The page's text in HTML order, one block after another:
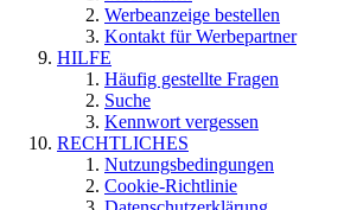
Werbeanzeige bestellen
Kontakt für Werbepartner
HILFE
Häufig gestellte Fragen
Suche
Kennwort vergessen
RECHTLICHES
Nutzungsbedingungen
Cookie-Richtlinie